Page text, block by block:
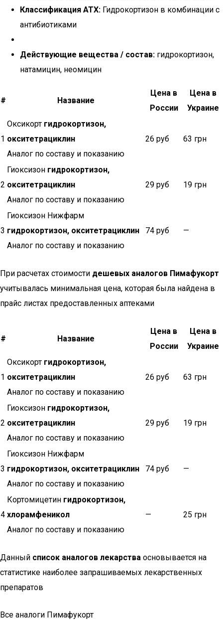
Классификация АТХ: Гидрокортизон в комбинации с
антибиотиками
Действующие вещества / состав: гидрокортизон,
натамицин, неомицин
# Название
Цена в
России
Цена в
Украине
1
Оксикорт гидрокортизон,
окситетрациклин
Аналог по составу и показанию
26 руб 63 грн
2
Гиоксизон гидрокортизон,
окситетрациклин
Аналог по составу и показанию
29 руб 19 грн
3
Гиоксизон Нижфарм
гидрокортизон, окситетрациклин
Аналог по составу и показанию
74 руб —
При расчетах стоимости дешевых аналогов Пимафукорт
учитывалась минимальная цена, которая была найдена в
прайс листах предоставленных аптеками
# Название
Цена в
России
Цена в
Украине
1
Оксикорт гидрокортизон,
окситетрациклин
Аналог по составу и показанию
26 руб 63 грн
2
Гиоксизон гидрокортизон,
окситетрациклин
Аналог по составу и показанию
29 руб 19 грн
3
Гиоксизон Нижфарм
гидрокортизон, окситетрациклин
Аналог по составу и показанию
74 руб —
4
Кортомицетин гидрокортизон,
хлорамфеникол
Аналог по составу и показанию
— 25 грн
Данный список аналогов лекарства основывается на
статистике наиболее запрашиваемых лекарственных
препаратов
Все аналоги Пимафукорт